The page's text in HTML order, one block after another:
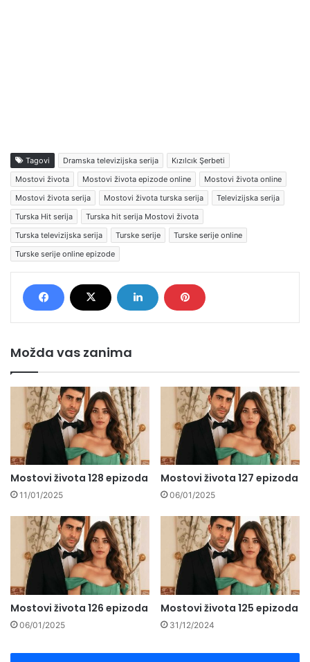
Tagovi Dramska televizijska serija
Kızılcık Şerbeti
Mostovi života
Mostovi života epizode online
Mostovi života online
Mostovi života serija
Mostovi života turska serija
Televizijska serija
Turska Hit serija
Turska hit serija Mostovi života
Turska televizijska serija
Turske serije
Turske serije online
Turske serije online epizode
Možda vas zanima
Mostovi života 128 epizoda
11/01/2025
Mostovi života 127 epizoda
06/01/2025
Mostovi života 126 epizoda
06/01/2025
Mostovi života 125 epizoda
31/12/2024